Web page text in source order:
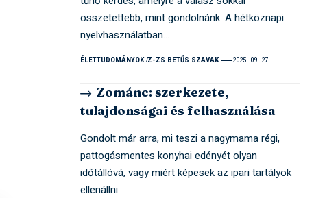
összetettebb, mint gondolnánk. A hétköznapi
nyelvhasználatban…
ÉLETTUDOMÁNYOK Z-ZS BETŰS SZAVAK 2025. 09. 27.
Zománc: szerkezete,
tulajdonságai és felhasználása
Gondolt már arra, mi teszi a nagymama régi,
pattogásmentes konyhai edényét olyan
időtállóvá, vagy miért képesek az ipari tartályok
ellenállni…